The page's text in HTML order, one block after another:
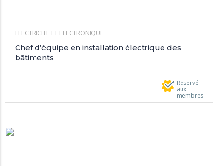
ELECTRICITE ET ELECTRONIQUE
Chef d’équipe en installation électrique des
bâtiments
Réservé
aux
membres